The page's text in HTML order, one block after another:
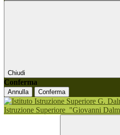
Chiudi
Conferma
Annulla Conferma
Istruzione Superiore "Giovanni